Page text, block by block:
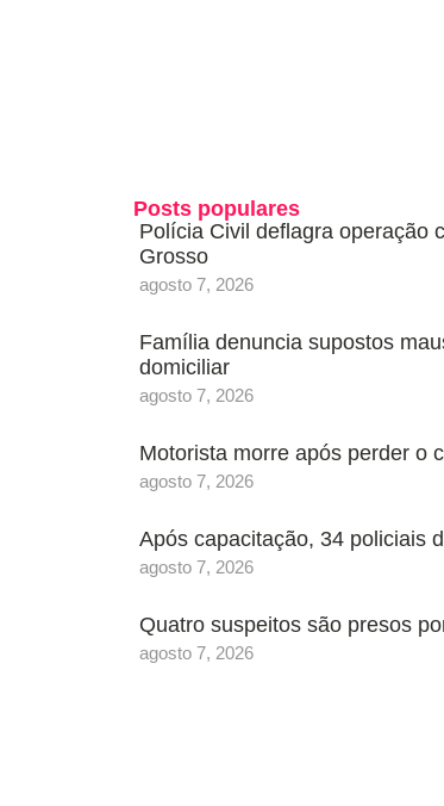
Posts populares
Polícia Civil deflagra operação
Grosso
agosto 7, 2026
Família denuncia supostos
domiciliar
agosto 7, 2026
Motorista morre após perder o
agosto 7, 2026
Após capacitação, 34 policiais
agosto 7, 2026
Quatro suspeitos são presos
agosto 7, 2026